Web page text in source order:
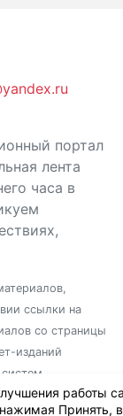
портал
лента
часа в
ссылки на
со страницы
изданий
работы
Принять,